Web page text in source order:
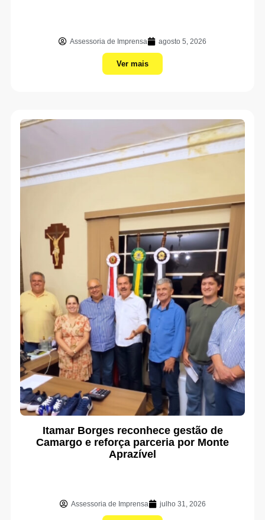
Assessoria de Imprensa agosto 5, 2026
Ver mais
Itamar Borges reconhece gestão de
Camargo e reforça parceria por Monte
Aprazível
Assessoria de Imprensa julho 31, 2026